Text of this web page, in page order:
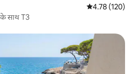
औसत रेटिंग 5 में से
4.78 (120)
साथ T3